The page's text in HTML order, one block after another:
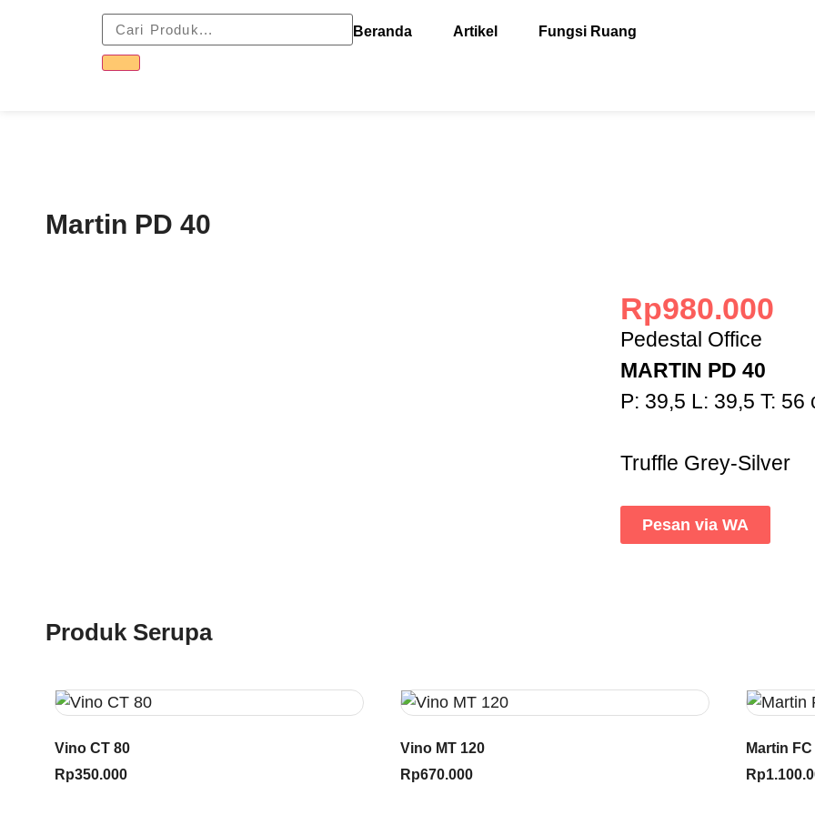
Beranda Artikel Fungsi Ruang
Martin PD 40
Rp980.000
Pedestal Office
MARTIN PD 40
P: 39,5 L: 39,5 T: 56
Truffle Grey-Silver
Pesan via WA
Produk Serupa
Vino CT 80
Rp350.000
Vino MT 120
Rp670.000
Martin
Rp